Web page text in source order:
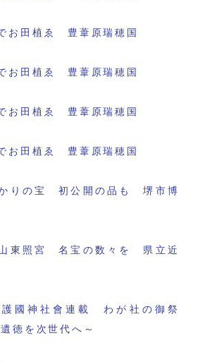
お田植ゑ 豊葦原瑞穂国
お田植ゑ 豊葦原瑞穂国
お田植ゑ 豊葦原瑞穂国
お田植ゑ 豊葦原瑞穂国
りの宝 初公開の品も 堺市博
東照宮 名宝の数々を 県立近
護國神社會連載 わが社の御祭
徳を次世代へ～